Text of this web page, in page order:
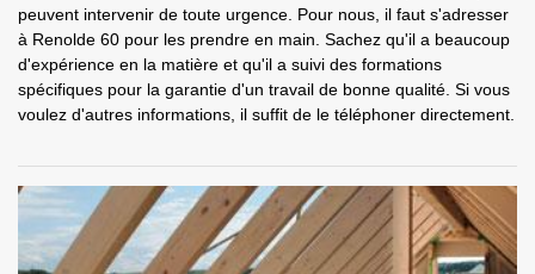
peuvent intervenir de toute urgence. Pour nous, il faut s'adresser
à Renolde 60 pour les prendre en main. Sachez qu'il a beaucoup
d'expérience en la matière et qu'il a suivi des formations
spécifiques pour la garantie d'un travail de bonne qualité. Si vous
voulez d'autres informations, il suffit de le téléphoner directement.